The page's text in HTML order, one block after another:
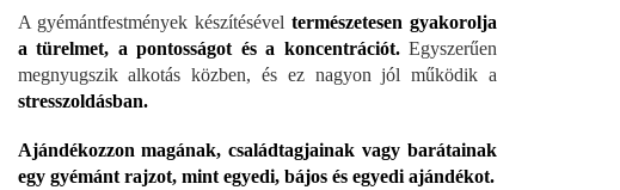
A gyémántfestmények készítéséveltermészetesen gyakorolja
a türelmet, a pontosságot és a koncentrációt.Egyszerűen
megnyugszik alkotás közben, és ez nagyon jól működik a
stresszoldásban.
Ajándékozzon magának, családtagjainak vagy barátainak
egy gyémánt rajzot, mint egyedi, bájos és egyedi ajándékot.